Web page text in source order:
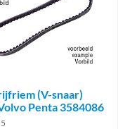
(V-snaar)
Penta 3584086